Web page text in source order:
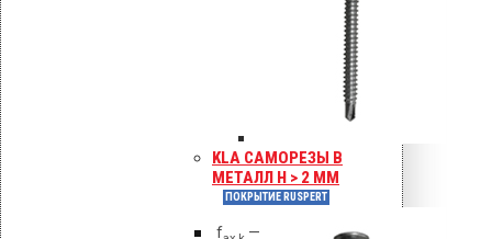
KLA САМОРЕЗЫ В
МЕТАЛЛ H > 2 ММ
ПОКРЫТИЕ RUSPERT
Сопротивление выдёргиванию
ax,k
f
—